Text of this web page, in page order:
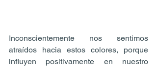
Inconscientemente nos sentimos
atraídos hacia estos colores, porque
influyen positivamente en nuestro